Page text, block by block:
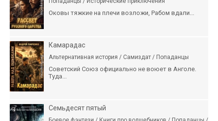
Оковы тяжкие на плечи возложи, Рабом вдали...
Камарадас
Альтернативная история / Самиздат / Попаданцы
Советский Союз официально не воюет в Анголе.
Туда...
Семьдесят пятый